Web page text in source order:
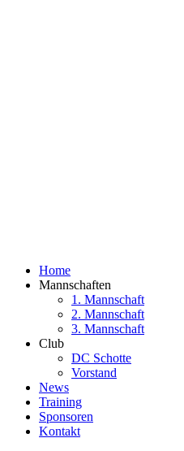
Home
Mannschaften
1. Mannschaft
2. Mannschaft
3. Mannschaft
Club
DC Schotte
Vorstand
News
Training
Sponsoren
Kontakt